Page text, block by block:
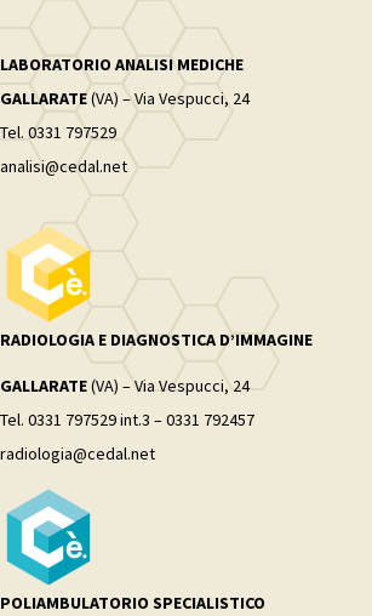
LABORATORIO ANALISI MEDICHE
GALLARATE(VA) – Via Vespucci, 24
Tel. 0331 797529
analisi@cedal.net
RADIOLOGIA E DIAGNOSTICA D’IMMAGINE
GALLARATE(VA) – Via Vespucci, 24
Tel. 0331 797529 int.3 – 0331 792457
radiologia@cedal.net
POLIAMBULATORIO SPECIALISTICO